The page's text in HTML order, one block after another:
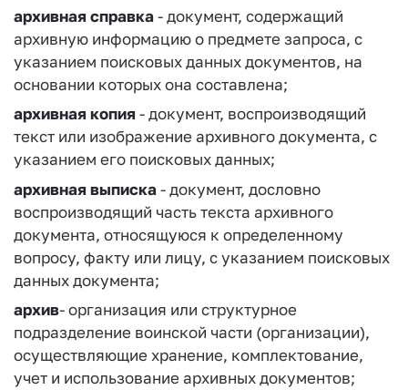
архивная справка- документ, содержащий
архивную информацию о предмете запроса, с
указанием поисковых данных документов, на
основании которых она составлена;
архивная копия - документ, воспроизводящий
текст или изображение архивного документа, с
указанием его поисковых данных;
архивная выписка- документ, дословно
воспроизводящий часть текста архивного
документа, относящуюся к определенному
вопросу, факту или лицу, с указанием поисковых
данных документа;
архив- организация или структурное
подразделение воинской части (организации),
осуществляющие хранение, комплектование,
учет и использование архивных документов;